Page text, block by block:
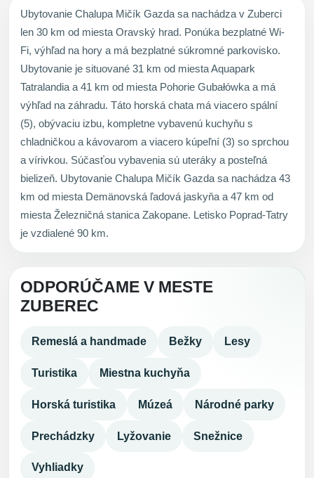
Ubytovanie Chalupa Mičík Gazda sa nachádza v Zuberci
len 30 km od miesta Oravský hrad. Ponúka bezplatné Wi-
Fi, výhľad na hory a má bezplatné súkromné parkovisko.
Ubytovanie je situované 31 km od miesta Aquapark
Tatralandia a 41 km od miesta Pohorie Gubałówka a má
výhľad na záhradu. Táto horská chata má viacero spální
(5), obývaciu izbu, kompletne vybavenú kuchyňu s
chladničkou a kávovarom a viacero kúpeľní (3) so sprchou
a vírivkou. Súčasťou vybavenia sú uteráky a posteľná
bielizeň. Ubytovanie Chalupa Mičík Gazda sa nachádza 43
km od miesta Demänovská ľadová jaskyňa a 47 km od
miesta Železničná stanica Zakopane. Letisko Poprad-Tatry
je vzdialené 90 km.
ODPORÚČAME V MESTE
ZUBEREC
Remeslá a handmade Bežky Lesy
Turistika Miestna kuchyňa
Horská turistika Múzeá Národné parky
Prechádzky Lyžovanie Snežnice
Vyhliadky